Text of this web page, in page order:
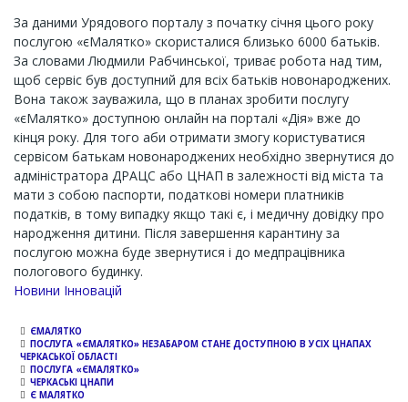
За даними Урядового порталу з початку січня цього року
послугою «єМалятко» скористалися близько 6000 батьків.
За словами Людмили Рабчинської, триває робота над тим,
щоб сервіс був доступний для всіх батьків новонароджених.
Вона також зауважила, що в планах зробити послугу
«єМалятко» доступною онлайн на порталі «Дія» вже до
кінця року. Для того аби отримати змогу користуватися
сервісом батькам новонароджених необхідно звернутися до
адміністратора ДРАЦС або ЦНАП в залежності від міста та
мати з собою паспорти, податкові номери платників
податків, в тому випадку якщо такі є, і медичну довідку про
народження дитини. Після завершення карантину за
послугою можна буде звернутися і до медпрацівника
пологового будинку.
Новини Інновацій
ЄМАЛЯТКО
ПОСЛУГА «ЄМАЛЯТКО» НЕЗАБАРОМ СТАНЕ ДОСТУПНОЮ В УСІХ ЦНАПАХ
ЧЕРКАСЬКОЇ ОБЛАСТІ
ПОСЛУГА «ЄМАЛЯТКО»
ЧЕРКАСЬКІ ЦНАПИ
Є МАЛЯТКО